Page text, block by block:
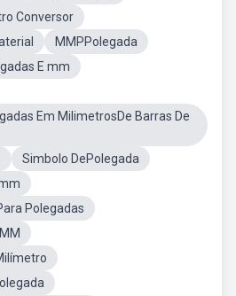
Conversor
MMPPolegada
E mm
Em MilimetrosDe Barras De
Simbolo DePolegada
Polegadas